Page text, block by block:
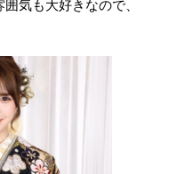
気も大好きなので、